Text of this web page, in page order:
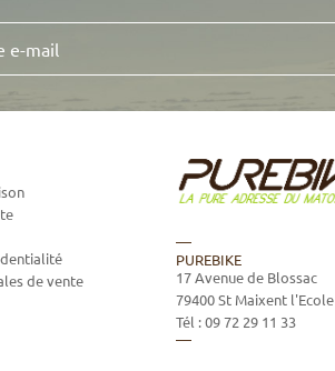
de vente
PUREBIKE
17 Avenue de Blossac
79400St Maixent l'Ecole
Tél :09 72 29 11 33